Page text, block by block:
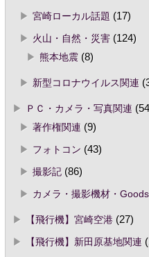
宮崎ローカル話題 (17)
火山・自然・災害(124)
熊本地震(8)
新型コロナウイルス関連
ＰＣ・カメラ・写真関連
著作権関連 (9)
フォトコン (43)
撮影記(86)
カメラ・撮影機材・
【飛行機】宮崎空港(27)
【飛行機】新田原基地関連